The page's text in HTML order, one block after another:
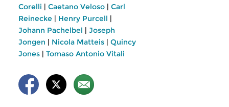
Corelli | Caetano Veloso | Carl
Reinecke | Henry Purcell |
Johann Pachelbel | Joseph
Jongen | Nicola Matteis | Quincy
Jones | Tomaso Antonio Vitali